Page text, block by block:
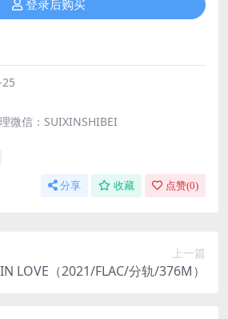
登录后购买
微信：SUIXINSHIBEI
分享 收藏 点赞(0)
上一篇
LOVE（2021/FLAC/分轨/376M）